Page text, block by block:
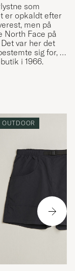
som
er opkaldt efter
men på
North Face på
var her det
sig for, at
i 1966.
som i det
OUTDOOR